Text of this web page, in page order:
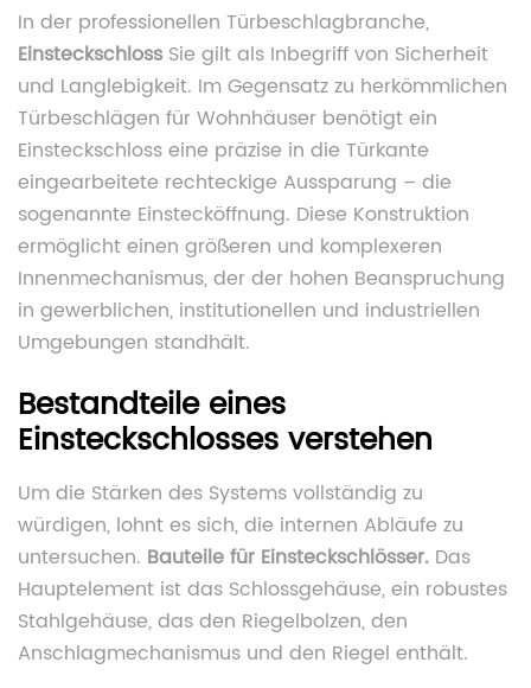
In der professionellen Türbeschlagbranche,
Einsteckschloss Sie gilt als Inbegriff von Sicherheit
und Langlebigkeit. Im Gegensatz zu herkömmlichen
Türbeschlägen für Wohnhäuser benötigt ein
Einsteckschloss eine präzise in die Türkante
eingearbeitete rechteckige Aussparung – die
sogenannte Einstecköffnung. Diese Konstruktion
ermöglicht einen größeren und komplexeren
Innenmechanismus, der der hohen Beanspruchung
in gewerblichen, institutionellen und industriellen
Umgebungen standhält.
Bestandteile eines
Einsteckschlosses verstehen
Um die Stärken des Systems vollständig zu
würdigen, lohnt es sich, die internen Abläufe zu
untersuchen. Bauteile für Einsteckschlösser. Das
Hauptelement ist das Schlossgehäuse, ein robustes
Stahlgehäuse, das den Riegelbolzen, den
Anschlagmechanismus und den Riegel enthält.